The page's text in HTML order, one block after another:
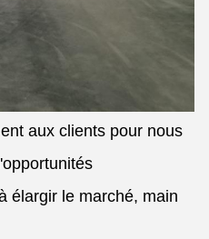
aux clients pour nous
élargir le marché, main